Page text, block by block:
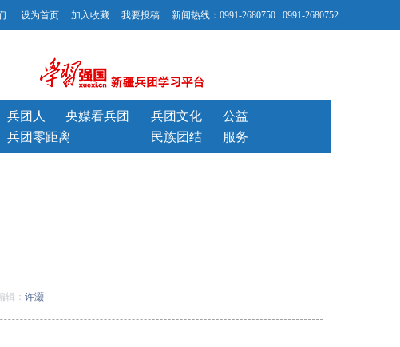
设为首页 加入收藏 我要投稿 新闻热线：0991-2680750 0991-2680752
兵团人
央媒看兵团
兵团零距离
兵团文化
公益
民族团结
服务
辑： 许灏